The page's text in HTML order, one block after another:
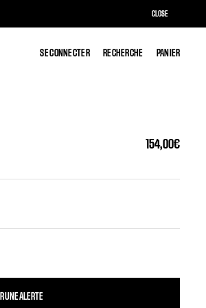
SE CONNECTER RECHERCHE PANIER
SE CONNECTER RECHERCHE PANIER
154,00€
UNE ALERTE
CLOSE